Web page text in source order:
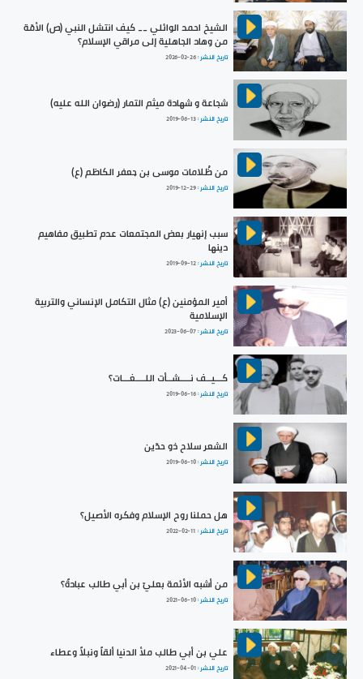
الشيخ احمد الوائلي __ كيف انتشل النبي (ص) الأمّة
من وهاد الجاهلية إلى مراقي الإسلام؟
تاريخ النشر :2026-02-26
شجاعة و شهادة ميثم التمار (رضوان الله عليه)
تاريخ النشر :2019-06-13
من ظُلامات موسى بن جعفر الكاظم (ع)
تاريخ النشر :2019-12-29
سبب إنهيار بعض المجتمعات عدم تطبيق مفاهيم
دينها
تاريخ النشر :2019-09-12
أمير المؤمنين (ع) مثال التكامل الإنساني والتربية
الإسلامية
تاريخ النشر :2023-06-07
كـــيــف نــــشــأت اللــــغـــات؟
تاريخ النشر :2019-06-16
الشعر سلاح ذو حدّين
تاريخ النشر :2019-06-10
هل حملنا روح الإسلام وفكره الأصيل؟
تاريخ النشر : 2022-02-11
من أشبه الأئمة بعليّ بن أبي طالب عبادةً؟
تاريخ النشر :2021-06-10
علي بن أبي طالب ملأ الدنيا ألقاً ونبلاً وعطاء
تاريخ النشر :2021-04-01